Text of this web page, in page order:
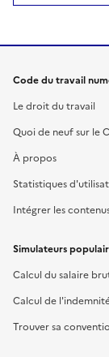
Code du travail
Le droit du travail
Quoi de neuf sur le
À propos
Statistiques
Intégrer les
Simulateurs
Calcul du salaire
Calcul de
Trouver sa